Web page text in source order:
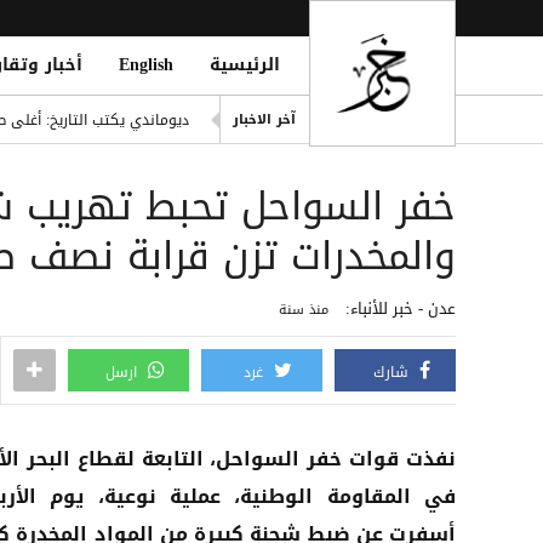
الرئيسية English أخبار
آخر الاخبار
ديوماندي يكتب التاريخ: أغلى
انفراد| مصادر تكشف
هيثم حسن يوقع لسيلتيك
التحالف: هجوم حوثي يستهدف أعياناً
خفر السواحل تحبط
والمخدرات تزن قرابة نصف
عدن - خبر للأنباء: منذ سنة
شارك غرد ارسل
نفذت قوات خفر السواحل، التابعة لقطاع البحر
في المقاومة الوطنية، عملية نوعية، يوم
أسفرت عن ضبط شحنة كبيرة من المواد المخدرة